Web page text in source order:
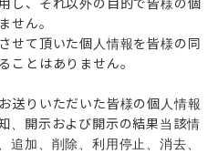
せん。
せて頂いた個人情報を皆様の同
ことはありません。
送りいただいた皆様の個人情報
、開示および開示の結果当該情
追加、削除、利用停止、消去、